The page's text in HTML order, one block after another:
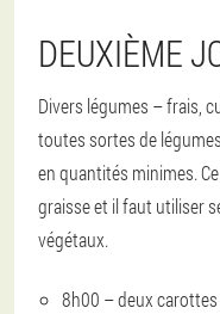
DEUXIÈME
Divers légumes – frais,
toutes sortes de
en quantités minimes.
graisse et il faut utiliser
végétaux.
8h00 – deux